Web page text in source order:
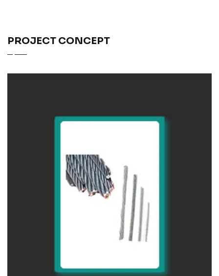
PROJECT CONCEPT